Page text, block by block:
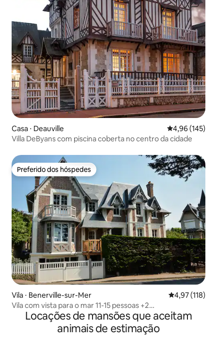
Casa ⋅ Deauville 4,96 de uma
4,96 (145)
Villa DeByans com piscina coberta no centro da cidade
Preferido dos hóspedes
Preferido dos hóspedes
Vila ⋅ Benerville-sur-Mer 4,97 de uma
4,97 (118)
Vila com vista para o mar 11-15 pessoas +2
DEAUVILLE/BENERVILLE
Locações de mansões que aceitam
animais de estimação